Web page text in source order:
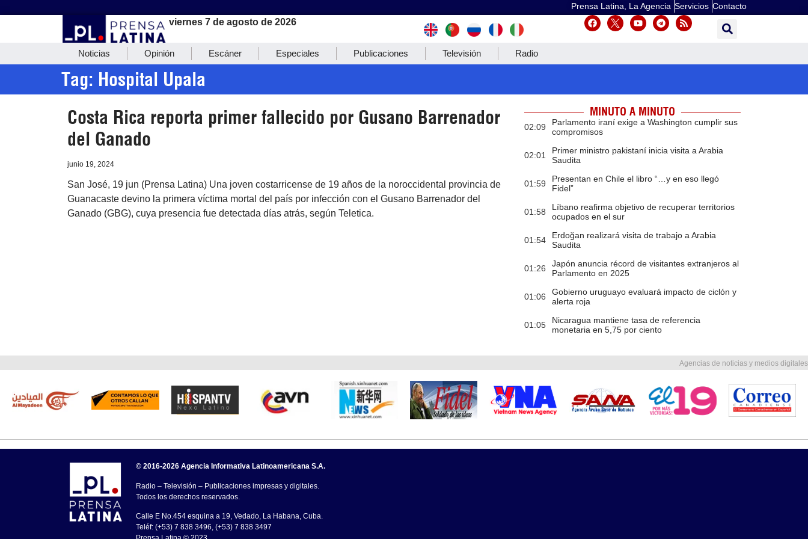
Prensa Latina, La Agencia Servicios Contacto
viernes 7 de agosto de 2026
Noticias Opinión Escáner Especiales Publicaciones Televisión Radio
Tag: Hospital Upala
Costa Rica reporta primer fallecido por Gusano Barrenador
del Ganado
junio 19, 2024
San José, 19 jun (Prensa Latina) Una joven costarricense de 19 años de la noroccidental provincia de
Guanacaste devino la primera víctima mortal del país por infección con el Gusano Barrenador del
Ganado (GBG), cuya presencia fue detectada días atrás, según Teletica.
MINUTO A MINUTO
02:09
Parlamento iraní exige a Washington cumplir sus
compromisos
02:01
Primer ministro pakistaní inicia visita a Arabia
Saudita
01:59
Presentan en Chile el libro “…y en eso llegó
Fidel”
01:58
Líbano reafirma objetivo de recuperar territorios
ocupados en el sur
01:54
Erdoğan realizará visita de trabajo a Arabia
Saudita
01:26
Japón anuncia récord de visitantes extranjeros al
Parlamento en 2025
01:06
Gobierno uruguayo evaluará impacto de ciclón y
alerta roja
01:05
Nicaragua mantiene tasa de referencia
monetaria en 5,75 por ciento
Agencias de noticias y medios digitales
© 2016-2026 Agencia Informativa Latinoamericana S.A.
Radio – Televisión – Publicaciones impresas y digitales.
Todos los derechos reservados.
Calle E No.454 esquina a 19, Vedado, La Habana, Cuba.
Teléf: (+53) 7 838 3496, (+53) 7 838 3497